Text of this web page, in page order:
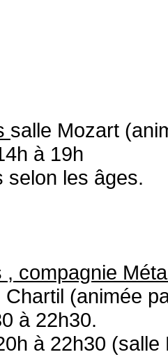
salle Mozart
à 19h
selon les âges.
, compagnie
(animée
à 22h30.
à 22h30